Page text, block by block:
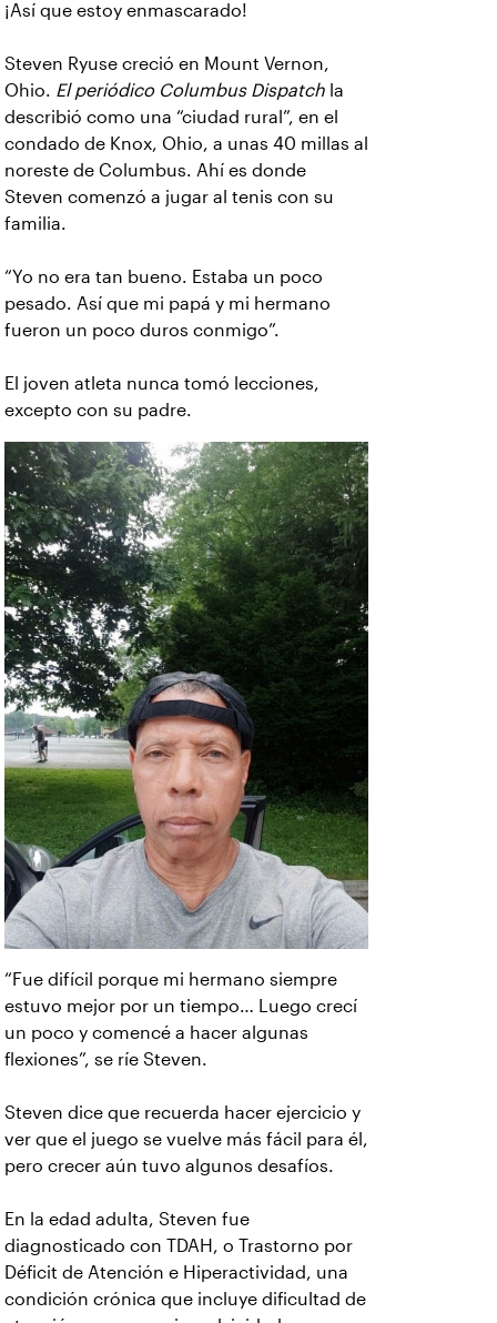
¡Así que estoy enmascarado!
Steven Ryuse creció en Mount Vernon,
Ohio. El periódico Columbus Dispatch la
describió como una “ciudad rural”, en el
condado de Knox, Ohio, a unas 40 millas al
noreste de Columbus. Ahí es donde
Steven comenzó a jugar al tenis con su
familia.
“Yo no era tan bueno. Estaba un poco
pesado. Así que mi papá y mi hermano
fueron un poco duros conmigo”.
El joven atleta nunca tomó lecciones,
excepto con su padre.
“Fue difícil porque mi hermano siempre
estuvo mejor por un tiempo… Luego crecí
un poco y comencé a hacer algunas
flexiones”, se ríe Steven.
Steven dice que recuerda hacer ejercicio y
ver que el juego se vuelve más fácil para él,
pero crecer aún tuvo algunos desafíos.
En la edad adulta, Steven fue
diagnosticado con TDAH, o Trastorno por
Déficit de Atención e Hiperactividad, una
condición crónica que incluye dificultad de